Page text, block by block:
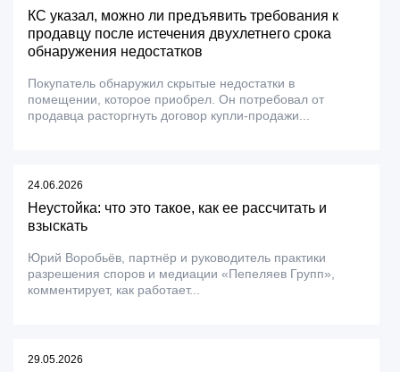
КС указал, можно ли предъявить требования к
продавцу после истечения двухлетнего срока
обнаружения недостатков
Покупатель обнаружил скрытые недостатки в
помещении, которое приобрел. Он потребовал от
продавца расторгнуть договор купли-продажи...
24.06.2026
Неустойка: что это такое, как ее рассчитать и
взыскать
Юрий Воробьёв, партнёр и руководитель практики
разрешения споров и медиации «Пепеляев Групп»,
комментирует, как работает...
29.05.2026